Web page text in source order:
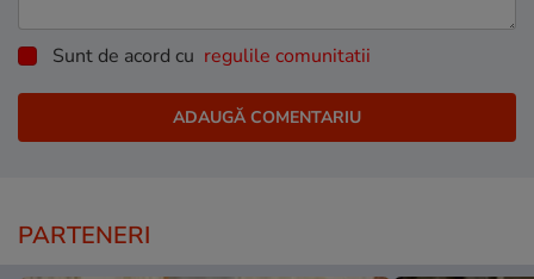
Sunt de acord cu regulile comunitatii
PARTENERI